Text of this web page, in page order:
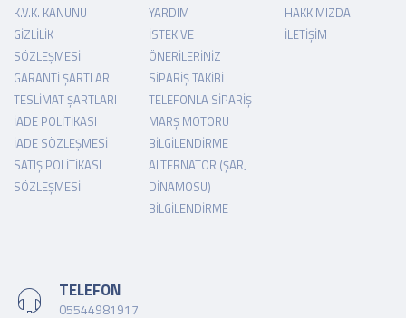
K.V.K. KANUNU
GIZLILIK
SÖZLEŞMESI
GARANTI ŞARTLARI
TESLIMAT ŞARTLARI
İADE POLITIKASI
İADE SÖZLEŞMESI
SATIŞ POLITIKASI
SÖZLEŞMESI
YARDIM
İSTEK VE
ÖNERILERINIZ
SIPARIŞ TAKIBI
TELEFONLA SIPARIŞ
MARŞ MOTORU
BILGILENDIRME
ALTERNATÖR (ŞARJ
DINAMOSU)
BILGILENDIRME
HAKKIMIZDA
İLETIŞIM
TELEFON
05544981917